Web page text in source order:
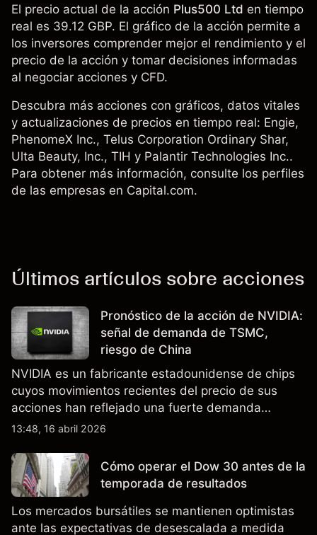
El precio actual de la acción Plus500 Ltd en tiempo
real es 39.12 GBP. El gráfico de la acción permite a
los inversores comprender mejor el rendimiento y el
precio de la acción y tomar decisiones informadas
al negociar acciones y CFD.
Descubra más acciones con gráficos, datos vitales
y actualizaciones de precios en tiempo real: Engie,
PhenomeX Inc., Telus Corporation Ordinary Shar,
Ulta Beauty, Inc., TIH y Palantir Technologies Inc..
Para obtener más información, consulte los perfiles
de las empresas en Capital.com.
Últimos artículos sobre acciones
Pronóstico de la acción de NVIDIA:
señal de demanda de TSMC,
riesgo de China
NVIDIA es un fabricante estadounidense de chips
cuyos movimientos recientes del precio de sus
acciones han reflejado una fuerte demanda
relacionada con la IA, ingresos trimestrales récord
de exportación de EE.UU. que afectan las ventas
en China.
13:48, 16 abril 2026
Cómo operar el Dow 30 antes de la
temporada de resultados
Los mercados bursátiles se mantienen optimistas
ante las expectativas de desescalada a medida